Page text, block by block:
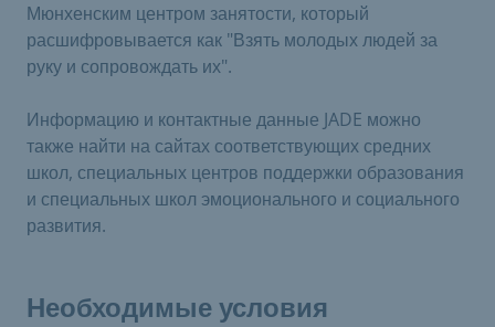
Мюнхенским центром занятости, который
расшифровывается как "Взять молодых людей за
руку и сопровождать их".
Информацию и контактные данные JADE можно
также найти на сайтах соответствующих средних
школ, специальных центров поддержки образования
и специальных школ эмоционального и социального
развития.
Необходимые условия